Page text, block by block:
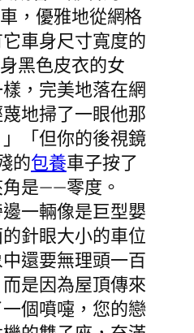
，優雅地從網格
車身尺寸寬度的
黑色皮衣的女
，完美地落在網
地掃了一眼他那
「但你的後視鏡
的包養車子按了
是——零度。
一輛像是巨型嬰
針眼大小的車位
還要無理頭一百
是因為屋頂傳來
個噴嚏，您的戀